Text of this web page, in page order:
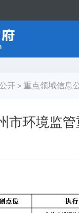
开 > 重点领域信息
市环境监